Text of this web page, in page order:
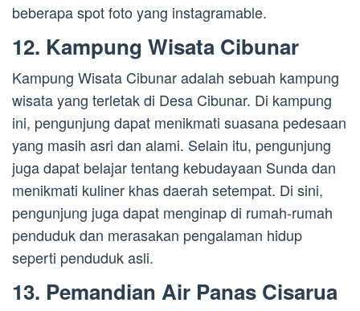
beberapa spot foto yang instagramable.
12. Kampung Wisata Cibunar
Kampung Wisata Cibunar adalah sebuah kampung
wisata yang terletak di Desa Cibunar. Di kampung
ini, pengunjung dapat menikmati suasana pedesaan
yang masih asri dan alami. Selain itu, pengunjung
juga dapat belajar tentang kebudayaan Sunda dan
menikmati kuliner khas daerah setempat. Di sini,
pengunjung juga dapat menginap di rumah-rumah
penduduk dan merasakan pengalaman hidup
seperti penduduk asli.
13. Pemandian Air Panas Cisarua